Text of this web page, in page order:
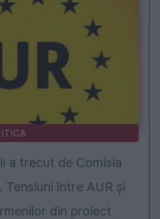
a trecut de Comisia
între AUR și
din proiect